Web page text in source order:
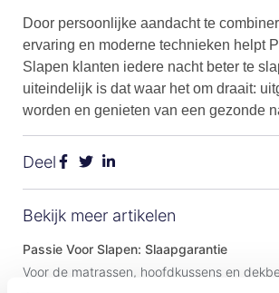
Door persoonlijke aandacht te
ervaring en moderne technieken helpt
Slapen klanten iedere nacht beter te
uiteindelijk is dat waar het om draait:
worden en genieten van een gezonde
Deel
Bekijk meer artikelen
Passie Voor Slapen: Slaapgarantie
Voor de matrassen, hoofdkussens en